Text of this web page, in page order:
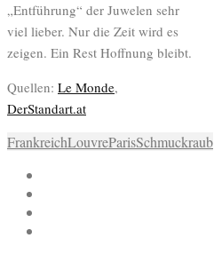
„Entführung“ der Juwelen sehr
viel lieber. Nur die Zeit wird es
zeigen. Ein Rest Hoffnung bleibt.
Quellen: Le Monde,
DerStandart.at
FrankreichLouvreParisSchmuckraub